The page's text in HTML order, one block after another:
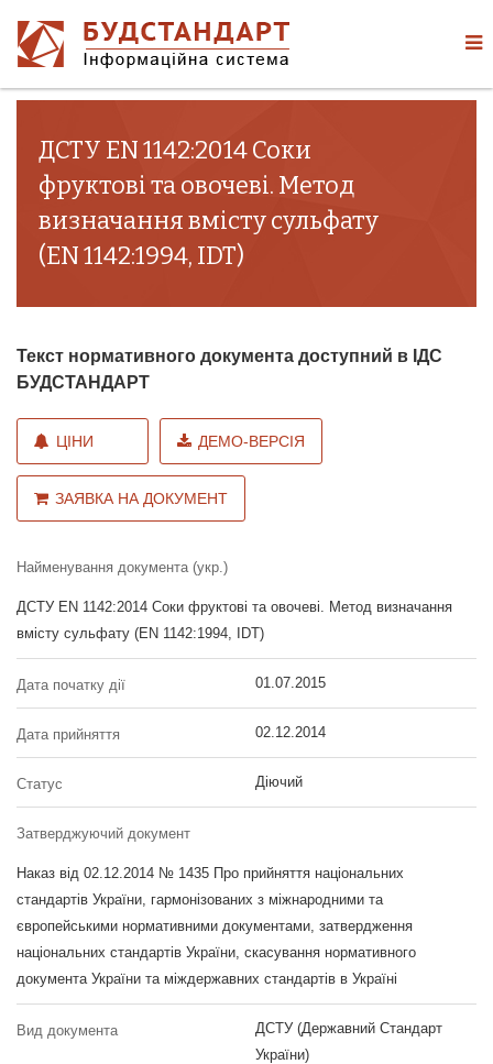
ДСТУ EN 1142:2014 Соки
фруктові та овочеві. Метод
визначання вмісту сульфату
(EN 1142:1994, IDT)
Текст нормативного документа доступний в ІДС
БУДСТАНДАРТ
ЦІНИ ДЕМО-ВЕРСІЯ
ЗАЯВКА НА ДОКУМЕНТ
Найменування документа (укр.)
ДСТУ EN 1142:2014 Соки фруктові та овочеві. Метод визначання
вмісту сульфату (EN 1142:1994, IDT)
Дата початку дії 01.07.2015
Дата прийняття 02.12.2014
Статус Діючий
Затверджуючий документ
Наказ від 02.12.2014 № 1435 Про прийняття національних
стандартів України, гармонізованих з міжнародними та
європейськими нормативними документами, затвердження
національних стандартів України, скасування нормативного
документа України та міждержавних стандартів в Україні
Вид документа
ДСТУ (Державний Стандарт
України)